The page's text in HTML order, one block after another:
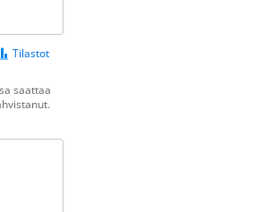
Tilastot
saattaa